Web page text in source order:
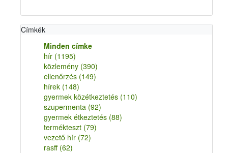
Címkék
Minden címke
hír (1195)
közlemény (390)
ellenőrzés (149)
hírek (148)
gyermek közétkeztetés (110)
szupermenta (92)
gyermek étkeztetés (88)
termékteszt (79)
vezető hír (72)
rasff (62)